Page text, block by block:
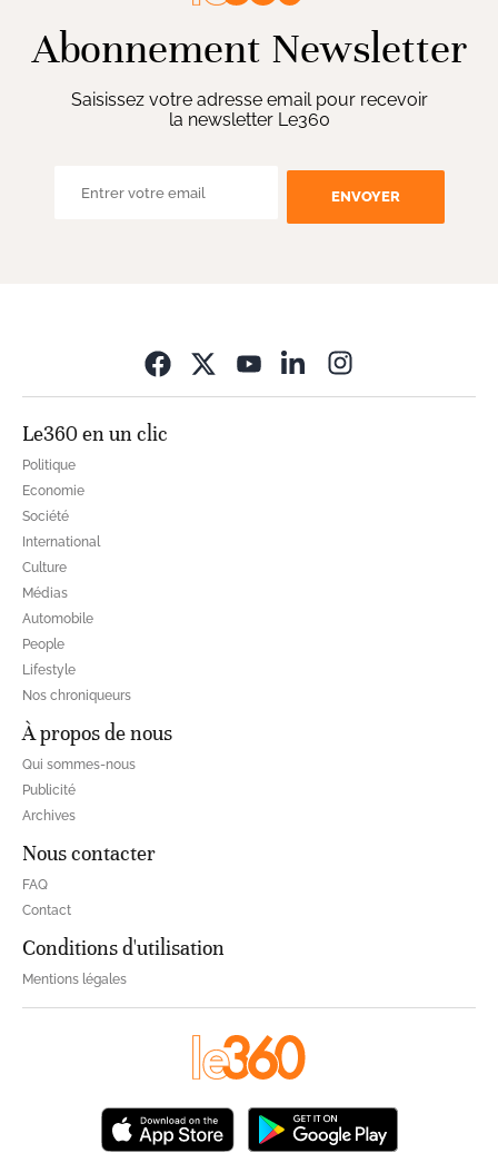
Abonnement Newsletter
Saisissez votre adresse email pour recevoir
la newsletter Le360
ENVOYER
Le360 en un clic
Politique
Economie
Société
International
Culture
Médias
Automobile
People
Lifestyle
Nos chroniqueurs
À propos de nous
Qui sommes-nous
Publicité
Archives
Nous contacter
FAQ
Contact
Conditions d'utilisation
Mentions légales